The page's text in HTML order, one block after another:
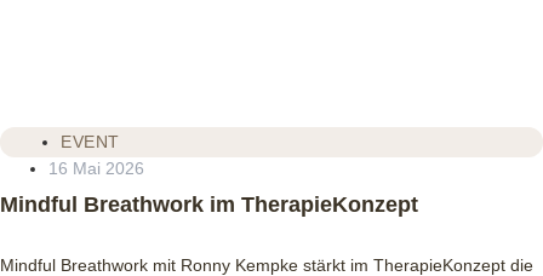
EVENT
16 Mai 2026
Mindful Breathwork im TherapieKonzept
Mindful Breathwork mit Ronny Kempke stärkt im TherapieKonzept die